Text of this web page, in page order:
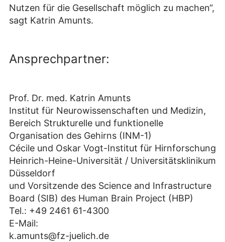
Nutzen für die Gesellschaft möglich zu machen“,
sagt Katrin Amunts.
Ansprechpartner:
Prof. Dr. med. Katrin Amunts
Institut für Neurowissenschaften und Medizin,
Bereich Strukturelle und funktionelle
Organisation des Gehirns (INM-1)
Cécile und Oskar Vogt-Institut für Hirnforschung
Heinrich-Heine-Universität / Universitätsklinikum
Düsseldorf
und Vorsitzende des Science and Infrastructure
Board (SIB) des Human Brain Project (HBP)
Tel.: +49 2461 61-4300
E-Mail:
k.amunts@fz-juelich.de